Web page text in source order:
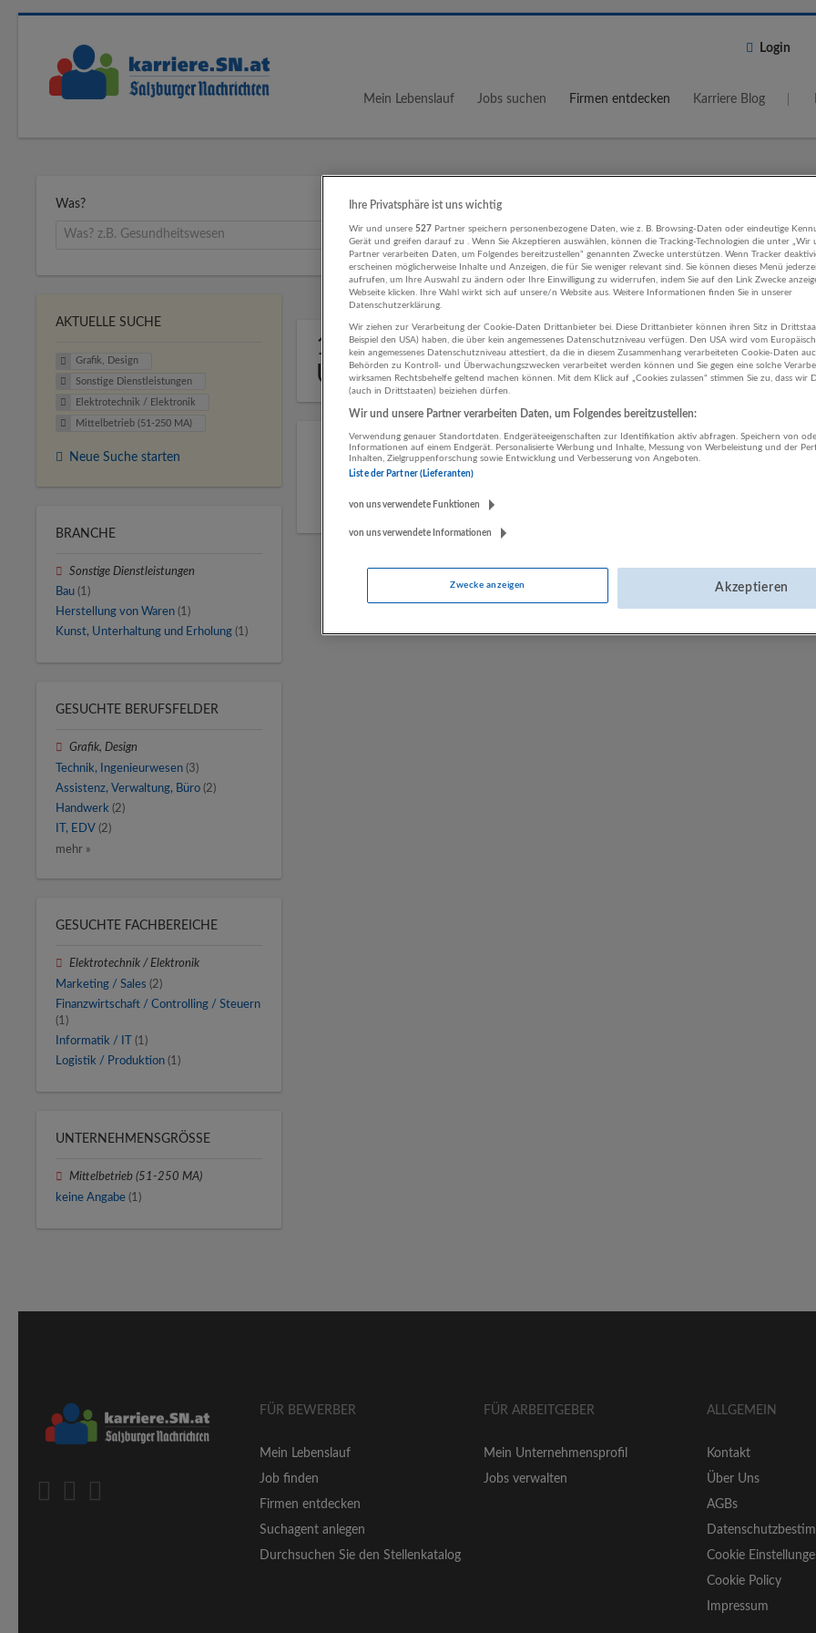
Login
Mein Lebenslauf Jobs suchen Firmen entdecken Karriere Blog
Was? Wo?
5 km
1 Grafik, Design Sonstige Dienstleistungen
Unternehmen
Salzburg Wohnbau GmbH
Salzburg
Bau | Sonstige Dienstleistungen
AKTUELLE SUCHE
Grafik, Design
Sonstige Dienstleistungen
Elektrotechnik / Elektronik
Mittelbetrieb (51-250 MA)
Neue Suche starten
BRANCHE
Sonstige Dienstleistungen
Bau (1)
Herstellung von Waren (1)
Kunst, Unterhaltung und Erholung (1)
GESUCHTE BERUFSFELDER
Grafik, Design
Technik, Ingenieurwesen (3)
Assistenz, Verwaltung, Büro (2)
Handwerk (2)
IT, EDV (2)
mehr »
GESUCHTE FACHBEREICHE
Elektrotechnik / Elektronik
Marketing / Sales (2)
Finanzwirtschaft / Controlling / Steuern
(1)
Informatik / IT
(1)
Logistik / Produktion (1)
UNTERNEHMENSGRÖSSE
Mittelbetrieb (51-250 MA)
keine Angabe (1)
FÜR BEWERBER
Mein Lebenslauf
Job finden
Firmen entdecken
Suchagent anlegen
Durchsuchen Sie den Stellenkatalog
FÜR ARBEITGEBER
Mein Unternehmensprofil
Jobs verwalten
ALLGEMEIN
Kontakt
Über Uns
AGBs
Cookie
Cookie Policy
Impressum
Ihre Privatsphäre ist uns wichtig
Wir und unsere 527 Partner speichern personenbezogene Daten, wie z. B. Browsing-Daten oder eindeutige
Gerät und greifen darauf zu . Wenn Sie Akzeptieren auswählen, können die Tracking-Technologien die unter „Wir
Partner verarbeiten Daten, um Folgendes bereitzustellen“ genannten Zwecke unterstützen. Wenn Tracker
erscheinen möglicherweise Inhalte und Anzeigen, die für Sie weniger relevant sind. Sie können dieses Menü
aufrufen, um Ihre Auswahl zu ändern oder Ihre Einwilligung zu widerrufen, indem Sie auf den Link Zwecke
Webseite klicken. Ihre Wahl wirkt sich auf unsere/n Website aus. Weitere Informationen finden Sie in unserer
Datenschutzerklärung.
Wir ziehen zur Verarbeitung der Cookie-Daten Drittanbieter bei. Diese Drittanbieter können ihren Sitz in
Beispiel den USA) haben, die über kein angemessenes Datenschutzniveau verfügen. Den USA wird vom
kein angemessenes Datenschutzniveau attestiert, da die in diesem Zusammenhang verarbeiteten Cookie-Daten
Behörden zu Kontroll- und Überwachungszwecken verarbeitet werden können und Sie gegen eine solche
wirksamen Rechtsbehelfe geltend machen können. Mit dem Klick auf „Cookies zulassen“ stimmen Sie zu, dass wir
(auch in Drittstaaten) beiziehen dürfen.
Wir und unsere Partner verarbeiten Daten, um Folgendes bereitzustellen:
Verwendung genauer Standortdaten. Endgeräteeigenschaften zur Identifikation aktiv abfragen. Speichern von
Informationen auf einem Endgerät. Personalisierte Werbung und Inhalte, Messung von Werbeleistung und der
Inhalten, Zielgruppenforschung sowie Entwicklung und Verbesserung von Angeboten.
Liste der Partner (Lieferanten)
von uns verwendete Funktionen
von uns verwendete Informationen
Zwecke anzeigen Akzeptieren